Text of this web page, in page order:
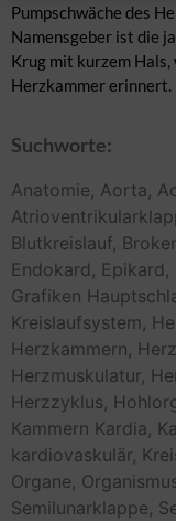
Pumpschwäche des
Namensgeber ist die
Krug mit kurzem
Herzkammer erinnert.
Suchworte:
Anatomie, Aorta,
Blutkreislauf,
Endokard, Epikard,
Grafiken
Kreislaufsystem,
Herzkammern,
Herzmuskulatur,
Herzzyklus,
Kammern Kardia,
kardiovaskulär,
Organe,
Semilunarklappe,